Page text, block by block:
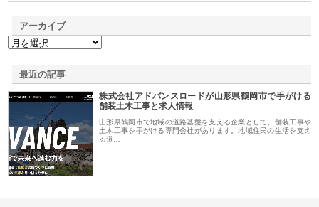
アーカイブ
最近の記事
株式会社アドバンスロードが山形県鶴岡市で手がける
舗装土木工事と求人情報
山形県鶴岡市で地域の道路基盤を支える企業として、舗装工事や
土木工事を手がける専門会社があります。地域住民の生活を支え
る道…